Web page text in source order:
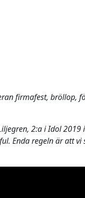
firmafest, bröllop,
2:a i Idol 2019
Enda regeln är att vi